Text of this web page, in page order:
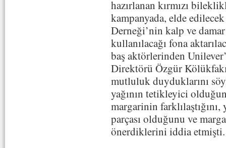
hazırlanan kırmızı
kampanyada, elde
Derneği’nin kalp ve damar
kullanılacağı fona
baş aktörlerinden
Direktörü Özgür
mutluluk duyduklarını
yağının tetikleyici
margarinin
parçası olduğunu ve
önerdiklerini iddia etmişti.